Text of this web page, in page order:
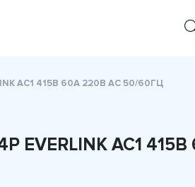
AC1 415В 60A 220В AC 50/60ГЦ
EVERLINK AC1